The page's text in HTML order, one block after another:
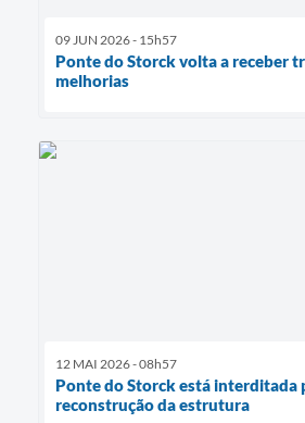
09 JUN 2026 - 15h57
Ponte do Storck volta a receber
melhorias
12 MAI 2026 - 08h57
Ponte do Storck está interditada
reconstrução da estrutura